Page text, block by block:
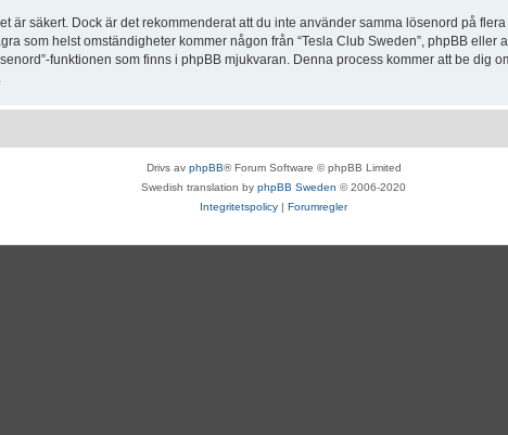
är säkert. Dock är det rekommenderat att du inte använder samma lösenord på
som helst omständigheter kommer någon från “Tesla Club Sweden”, phpBB
funktionen som finns i phpBB mjukvaran. Denna process kommer att be dig
Drivs av phpBB® Forum Software © phpBB Limited
Swedish translation by phpBB Sweden © 2006-2020
Integritetspolicy | Forumregler